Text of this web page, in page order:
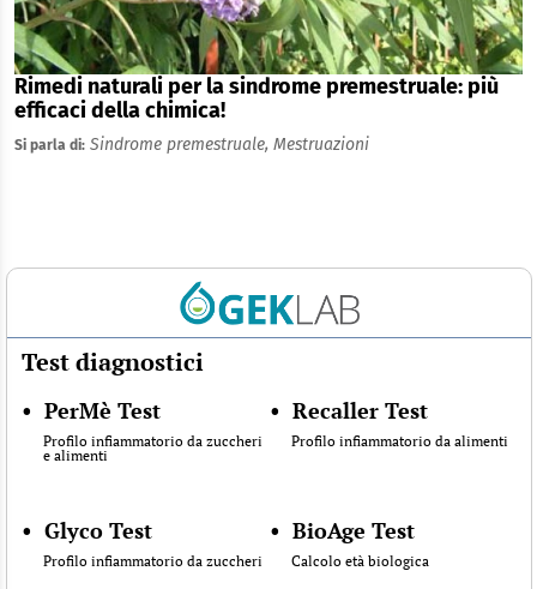
Rimedi naturali per la sindrome premestruale: più
efficaci della chimica!
Si parla di: Sindrome premestruale, Mestruazioni
Test diagnostici
• PerMè Test
Profilo infiammatorio da zuccheri
e alimenti
• Recaller Test
Profilo infiammatorio da alimenti
• Glyco Test
Profilo infiammatorio da zuccheri
• BioAge Test
Calcolo età biologica